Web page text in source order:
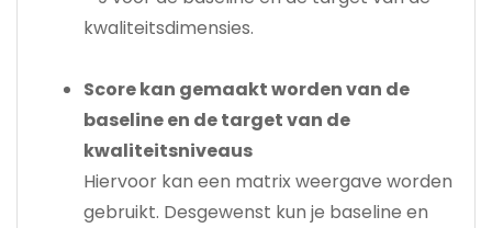
kwaliteitsdimensies.
Score kan gemaakt worden van de
baseline en de target van de
kwaliteitsniveaus
Hiervoor kan een matrix weergave worden
gebruikt. Desgewenst kun je baseline en